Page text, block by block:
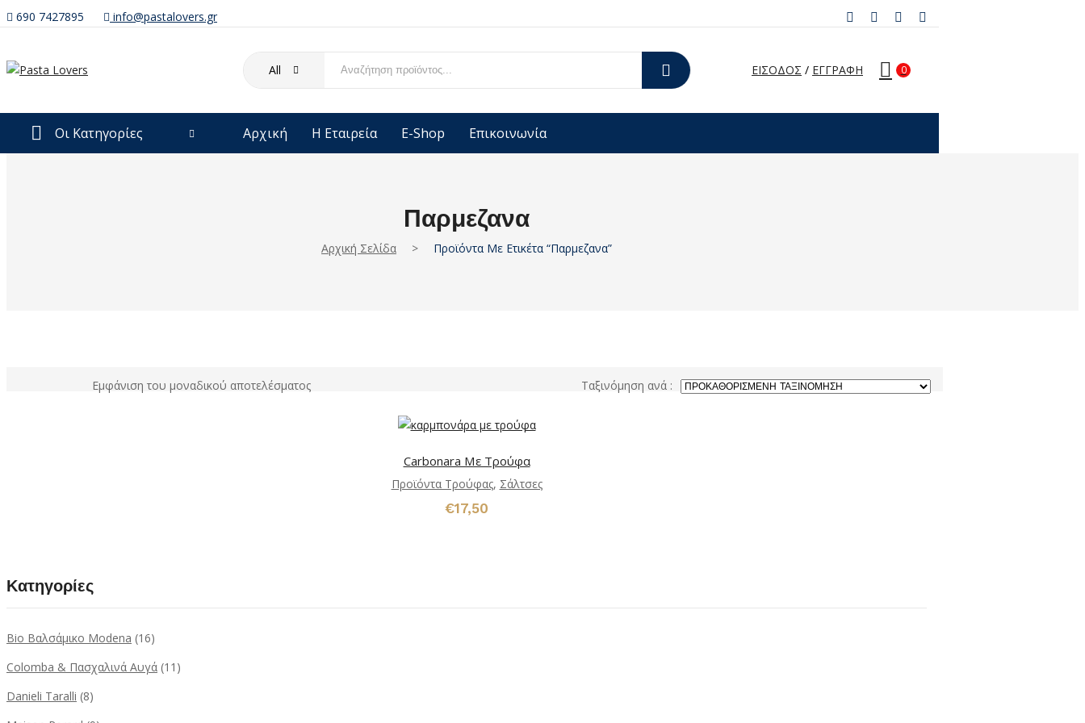
690 7427895 info@pastalovers.gr
All ΕΙΣΟΔΟΣ / ΕΓΓΡΑΦΗ 0
Οι Κατηγορίες Αρχική Η Εταιρεία E-Shop Επικοινωνία
Παρμεζανα
Αρχική Σελίδα > Προϊόντα Με Ετικέτα “παρμεζανα”
Εμφάνιση του μοναδικού αποτελέσματος Ταξινόμηση ανά :
Carbonara Με Τρούφα
Προϊόντα Τρούφας, Σάλτσες
€17,50
Κατηγορίες
Bio Βαλσάμικο Modena (16)
Colomba & Πασχαλινά Αυγά (11)
Danieli Taralli (8)